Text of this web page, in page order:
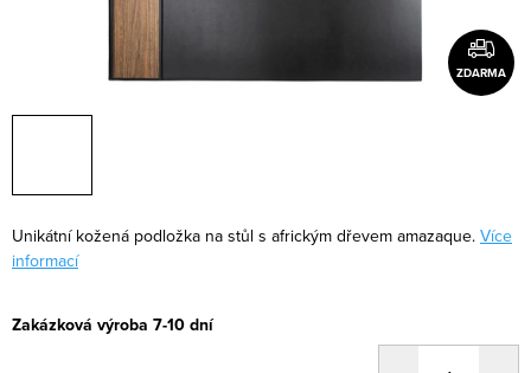
ZDARMA
Unikátní kožená podložka na stůl s africkým dřevem amazaque. Více
informací
Zakázková výroba 7-10 dní